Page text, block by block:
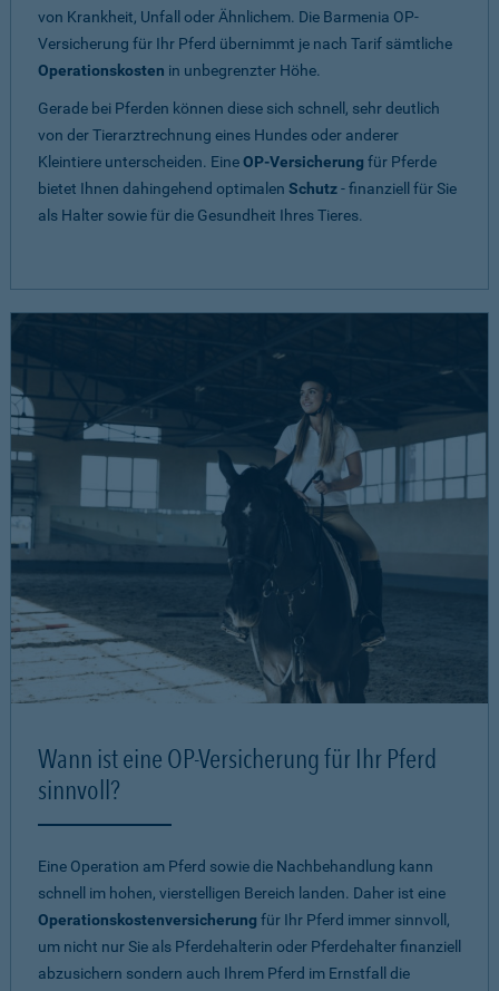
von Krankheit, Unfall oder Ähnlichem. Die Barmenia OP-
Versicherung für Ihr Pferd übernimmt je nach Tarif sämtliche
Operationskosten in unbegrenzter Höhe.
Gerade bei Pferden können diese sich schnell, sehr deutlich
von der Tierarztrechnung eines Hundes oder anderer
Kleintiere unterscheiden. EineOP-Versicherung für Pferde
bietet Ihnen dahingehend optimalen Schutz- finanziell für Sie
als Halter sowie für die Gesundheit Ihres Tieres.
Wann ist eine OP-Versicherung für Ihr Pferd
sinnvoll?
Eine Operation am Pferd sowie die Nachbehandlung kann
schnell im hohen, vierstelligen Bereich landen. Daher ist eine
Operationskostenversicherung für Ihr Pferd immer sinnvoll,
um nicht nur Sie als Pferdehalterin oder Pferdehalter finanziell
abzusichern sondern auch Ihrem Pferd im Ernstfall die